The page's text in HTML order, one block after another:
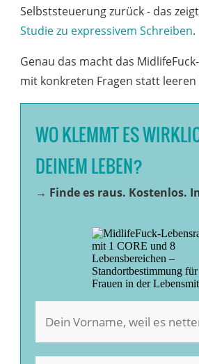
Selbststeuerung zurück - das
Studie zu expressivem Schreiben.
Genau das macht das
mit konkreten Fragen statt leeren
WO KLEMMT ES
DEINEM LEBEN?
→ Finde es raus. Kostenlos.